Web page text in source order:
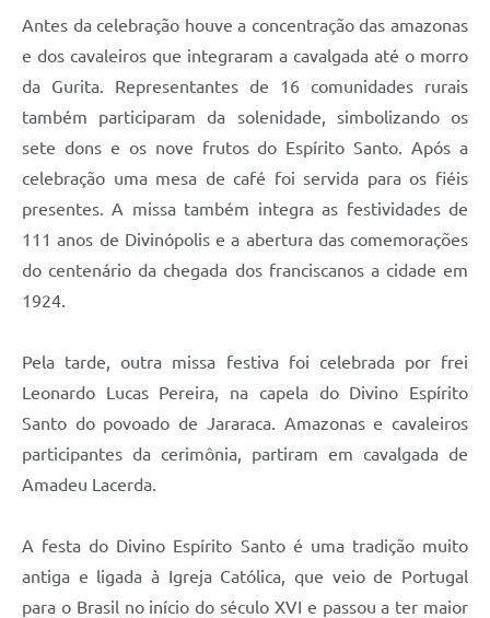
Antes da celebração houve a concentração das amazonas
e dos cavaleiros que integraram a cavalgada até o morro
da Gurita. Representantes de 16 comunidades rurais
também participaram da solenidade, simbolizando os
sete dons e os nove frutos do Espírito Santo. Após a
celebração uma mesa de café foi servida para os fiéis
presentes. A missa também integra as festividades de
111 anos de Divinópolis e a abertura das comemorações
do centenário da chegada dos franciscanos a cidade em
1924.
Pela tarde, outra missa festiva foi celebrada por frei
Leonardo Lucas Pereira, na capela do Divino Espírito
Santo do povoado de Jararaca. Amazonas e cavaleiros
participantes da cerimônia, partiram em cavalgada de
Amadeu Lacerda.
A festa do Divino Espírito Santo é uma tradição muito
antiga e ligada à Igreja Católica, que veio de Portugal
para o Brasil no início do século XVI e passou a ter maior